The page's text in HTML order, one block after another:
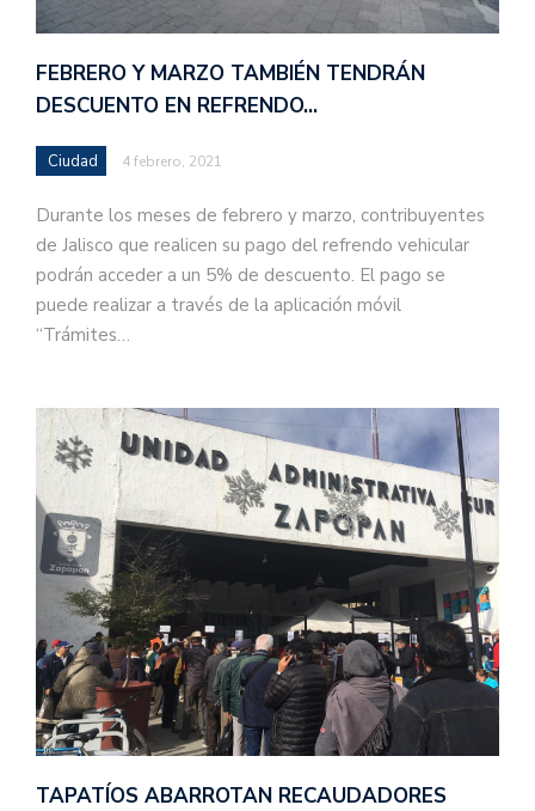
FEBRERO Y MARZO TAMBIÉN TENDRÁN
DESCUENTO EN REFRENDO…
Ciudad 4 febrero, 2021
Durante los meses de febrero y marzo, contribuyentes
de Jalisco que realicen su pago del refrendo vehicular
podrán acceder a un 5% de descuento. El pago se
puede realizar a través de la aplicación móvil
“Trámites…
TAPATÍOS ABARROTAN RECAUDADORES